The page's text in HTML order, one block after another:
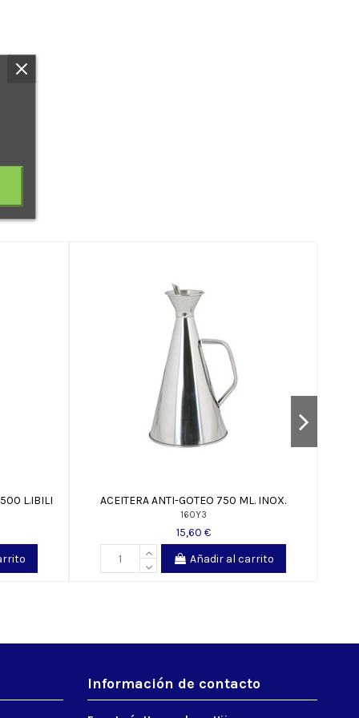
L.IBILI ACEITERA ANTI-GOTEO 750 ML. INOX.
160Y3
15,60 €
Añadir al carrito
Información de contacto